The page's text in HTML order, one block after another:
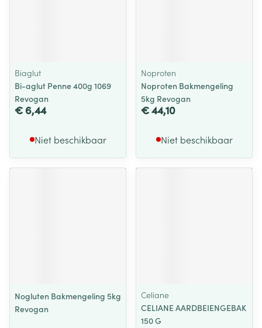
Biaglut
Bi-aglut Penne 400g 1069
Revogan
€ 6,44
Niet beschikbaar
Noproten
Noproten Bakmengeling
5kg Revogan
€ 44,10
Niet beschikbaar
Nogluten Bakmengeling 5kg
Revogan
Celiane
CELIANE AARDBEIENGEBAK
150 G